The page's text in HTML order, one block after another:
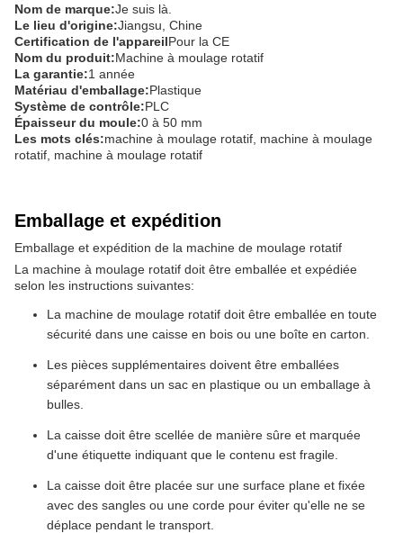
Nom de marque:Je suis là.
Le lieu d'origine:Jiangsu, Chine
Certification de l'appareilPour la CE
Nom du produit:Machine à moulage rotatif
La garantie:1 année
Matériau d'emballage:Plastique
Système de contrôle:PLC
Épaisseur du moule:0 à 50 mm
Les mots clés:machine à moulage rotatif, machine à moulage
rotatif, machine à moulage rotatif
Emballage et expédition
Emballage et expédition de la machine de moulage rotatif
La machine à moulage rotatif doit être emballée et expédiée
selon les instructions suivantes:
La machine de moulage rotatif doit être emballée en toute
sécurité dans une caisse en bois ou une boîte en carton.
Les pièces supplémentaires doivent être emballées
séparément dans un sac en plastique ou un emballage à
bulles.
La caisse doit être scellée de manière sûre et marquée
d'une étiquette indiquant que le contenu est fragile.
La caisse doit être placée sur une surface plane et fixée
avec des sangles ou une corde pour éviter qu'elle ne se
déplace pendant le transport.